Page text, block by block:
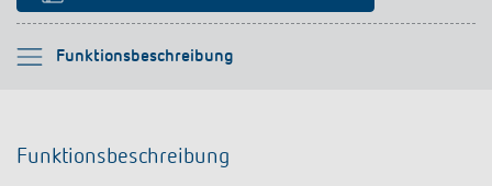
Funktionsbeschreibung
Bitte auswählen
Technische Informationen
Funktionsbeschreibung